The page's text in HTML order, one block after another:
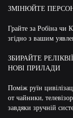
ЗМІНЮЙТЕ
Грайте за Робіна чи
згідно з вашим
ЗБИРАЙТЕ
НОВІ ПРИЛАДИ
Поміж руїн
от чайники,
завдяки зручній